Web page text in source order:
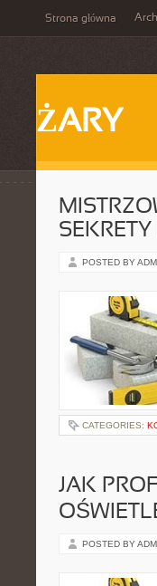
Strona główna
ŻARY
POSTED BY
CATEGORIES:
JAK
POSTED BY